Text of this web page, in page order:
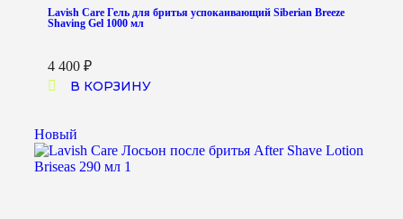
Lavish Care Гель для бритья успокаивающий Siberian Breeze
Shaving Gel 1000 мл
4 400 ₽
В КОРЗИНУ
Новый